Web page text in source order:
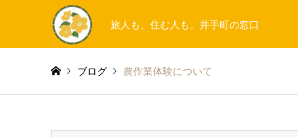
旅人も、住む人も。井手町の窓口
ブログ 農作業体験について